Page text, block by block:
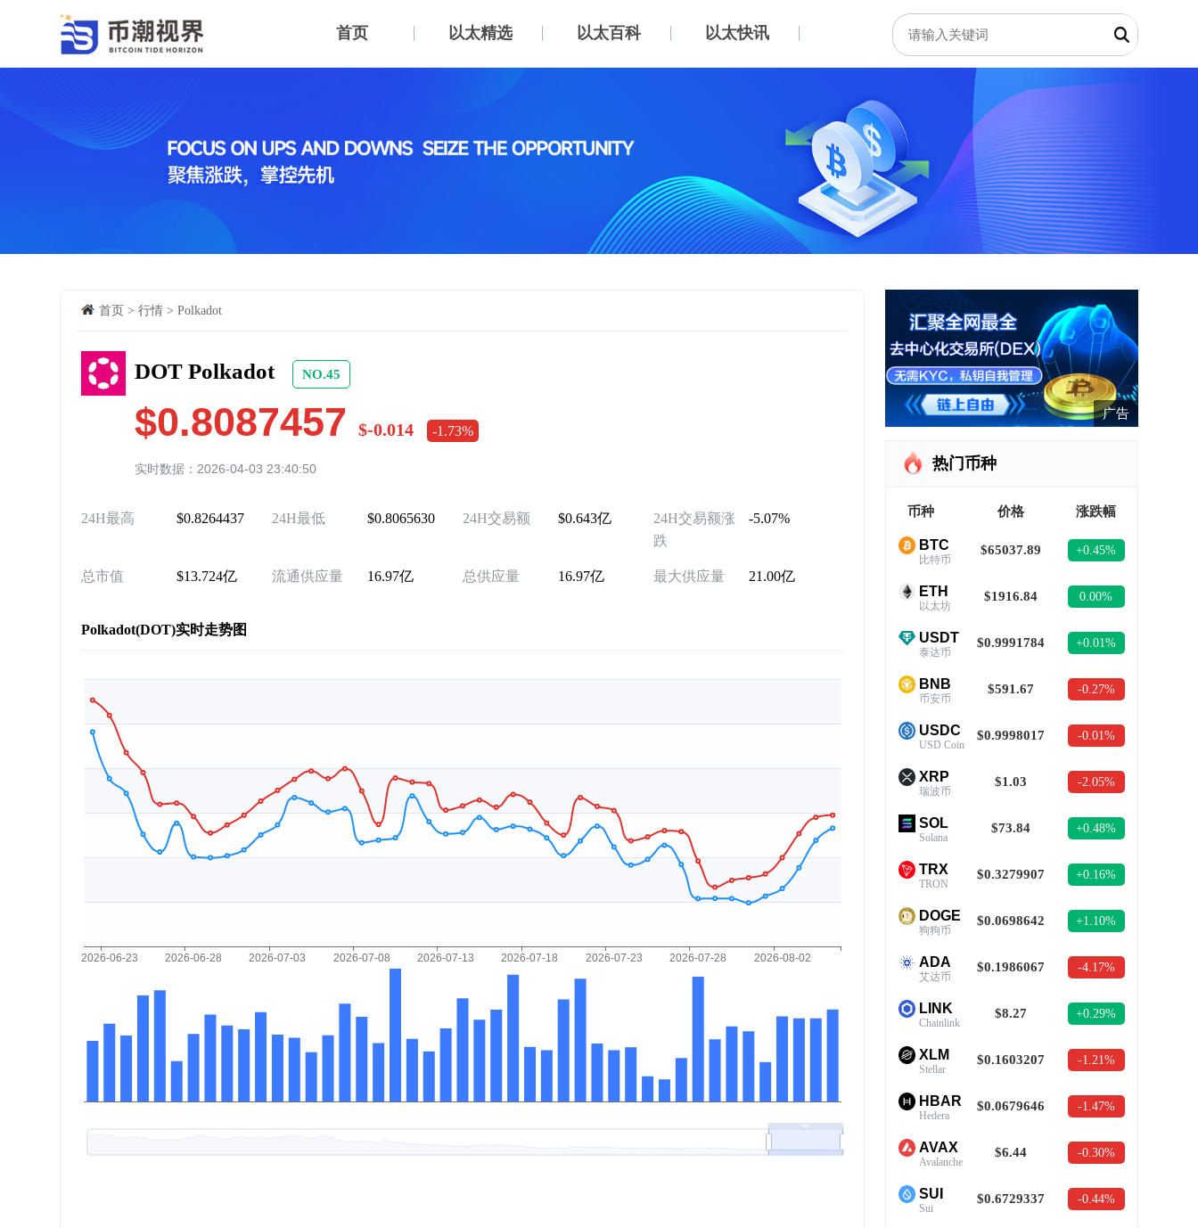
首页 以太精选 以太百科 以太快讯
首页 >行情 >Polkadot
DOT Polkadot NO.45
$0.8087457 $-0.014 -1.73%
实时数据：2026-04-03 23:40:50
24H最高 $0.8264437 24H最低 $0.8065630 24H交易额 $0.643亿
24H交易额涨
跌
-5.07%
总市值 $13.724亿 流通供应量 16.97亿 总供应量 16.97亿 最大供应量 21.00亿
Polkadot(DOT)实时走势图
广告
热门币种
币种 价格 涨跌幅
BTC
比特币
$65037.89 +0.45%
ETH
以太坊
$1916.84 0.00%
USDT
泰达币
$0.9991784 +0.01%
BNB
币安币
$591.67 -0.27%
USDC
USD Coin
$0.9998017 -0.01%
XRP
瑞波币
$1.03 -2.05%
SOL
Solana
$73.84 +0.48%
TRX
TRON
$0.3279907 +0.16%
DOGE
狗狗币
$0.0698642 +1.10%
ADA
艾达币
$0.1986067 -4.17%
LINK
Chainlink
$8.27 +0.29%
XLM
Stellar
$0.1603207 -1.21%
HBAR
Hedera
$0.0679646 -1.47%
AVAX
Avalanche
$6.44 -0.30%
SUI
Sui
$0.6729337 -0.44%